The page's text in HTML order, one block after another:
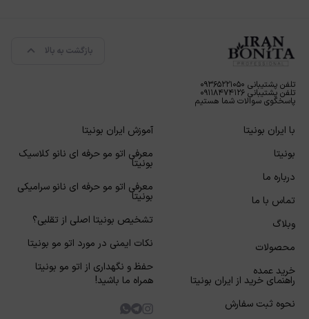
بازگشت به بالا
تلفن پشتیبانی ۰۹۳۶۵۲۲۱۰۵۰
تلفن پشتیبانی ۰۹۱۱۸۴۷۴۱۲۶
پاسخگوی سوالات شما هستیم
با ایران بونیتا
بونیتا
درباره ما
تماس با ما
وبلاگ
محصولات
خرید عمده
آموزش ایران بونیتا
معرفی اتو مو حرفه ای نانو کلاسیک
بونیتا
معرفی اتو مو حرفه ای نانو سرامیکی
بونیتا
تشخیص بونیتا اصلی از تقلبی؟
نکات ایمنی در مورد اتو مو بونیتا
حفظ و نگهداری از اتو مو بونیتا
راهنمای خرید از ایران بونیتا
نحوه ثبت سفارش
همراه ما باشید!